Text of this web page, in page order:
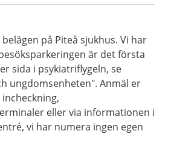
på Piteå sjukhus. Vi har
är det första
sida i psykiatriflygeln, se
ungdomsenheten". Anmäl er
eller via informationen i
vi har numera ingen egen